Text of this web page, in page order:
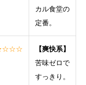
カル食堂の
定番。
【爽快系】
苦味ゼロで
すっきり。